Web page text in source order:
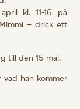
kl. 11-16 på
– drick ett
till den 15 maj.
vad han kommer